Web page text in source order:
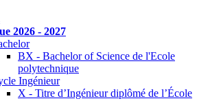
2026 - 2027
BX - Bachelor of Science de l'Ecole
polytechnique
Ingénieur
X - Titre d’Ingénieur diplômé de l’École